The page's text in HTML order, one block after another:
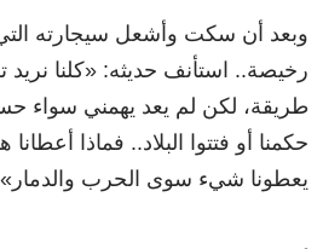
وبعد أن سكت وأشعل سيجارته التي
رخيصة.. استأنف حديثه: «كلنا نريد
طريقة، لكن لم يعد يهمني سواء
حكمنا أو فتتوا البلاد.. فماذا
يعطونا شيء سوى الحرب